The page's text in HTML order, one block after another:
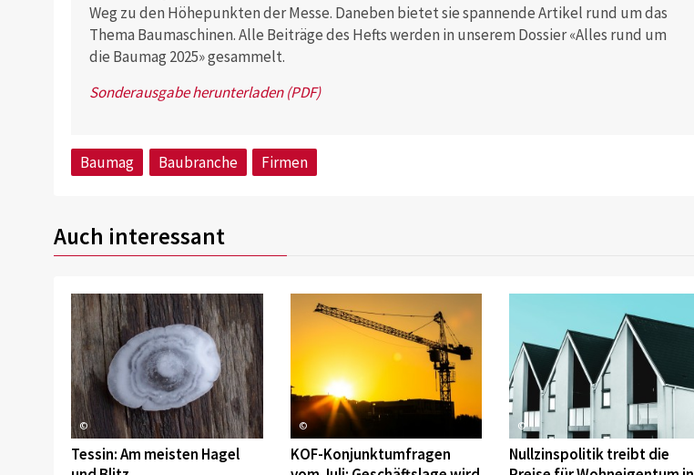
Weg zu den Höhepunkten der Messe. Daneben bietet sie spannende Artikel rund um das
Thema Baumaschinen. Alle Beiträge des Hefts werden in unserem Dossier «Alles rund um
die Baumag 2025» gesammelt.
Sonderausgabe herunterladen (PDF)
Baumag Baubranche Firmen
Auch interessant
©
Tessin: Am meisten Hagel
©
KOF-Konjunktumfragen
©
Nullzinspolitik treibt die